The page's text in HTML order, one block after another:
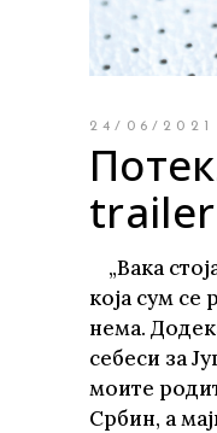
24/06/2021
trailer
„Вака
која сум се
нема.
себеси за
моите
Србин, a